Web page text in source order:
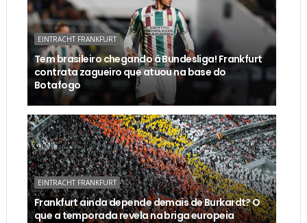
EINTRACHT FRANKFURT
Tem brasileiro chegando à Bundesliga! Frankfurt
contrata zagueiro que atuou na base do
Botafogo
EINTRACHT FRANKFURT
Frankfurt ainda depende demais de Burkardt? O
que a temporada revela na briga europeia